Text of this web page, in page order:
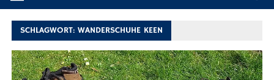
SCHLAGWORT:WANDERSCHUHE KEEN